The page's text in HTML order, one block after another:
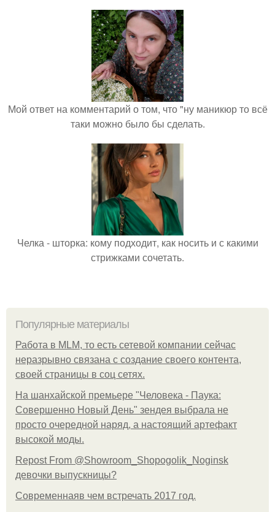
Мой ответ на комментарий о том, что "ну маникюр то всё
таки можно было бы сделать.
Челка - шторка: кому подходит, как носить и с какими
стрижками сочетать.
Популярные материалы
Работа в MLM, то есть сетевой компании сейчас
неразрывно связана с создание своего контента,
своей страницы в соц сетях.
На шанхайской премьере "Человека - Паука:
Совершенно Новый День" зендея выбрала не
просто очередной наряд, а настоящий артефакт
высокой моды.
Repost From @Showroom_Shopogolik_Noginsk
девочки выпускницы?
Современнаяв чем встречать 2017 год.